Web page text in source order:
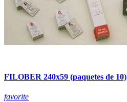
FILOBER 240x59 (paquetes de 10)
favorite